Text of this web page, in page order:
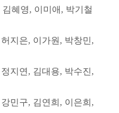
김혜영, 이미애 , 박기철
허지은, 이가원 , 박창민 ,
정지연 , 김대용, 박수진 ,
강민구, 김연희 , 이은희 ,